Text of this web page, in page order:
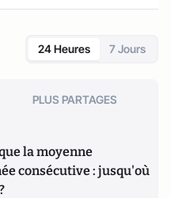
24 Heures 7 Jours
PLUS PARTAGES
la moyenne
consécutive : jusqu'où